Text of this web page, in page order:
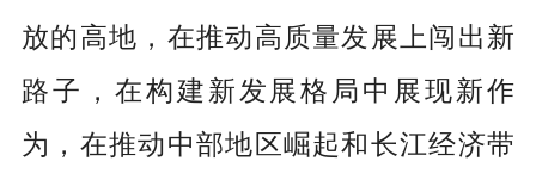
放的高地，在推动高质量发展上闯出新
路子，在构建新发展格局中展现新作
为，在推动中部地区崛起和长江经济带